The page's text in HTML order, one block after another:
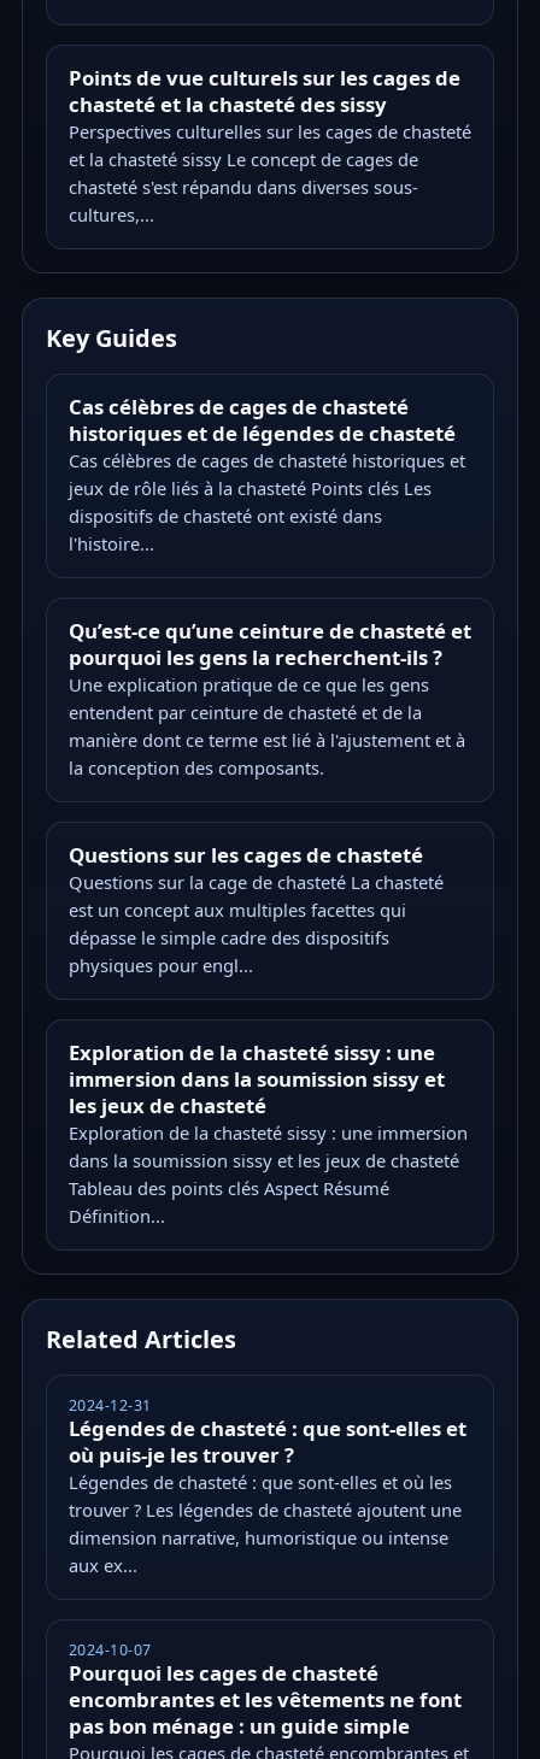
Points de vue culturels sur les cages de
chasteté et la chasteté des sissy
Perspectives culturelles sur les cages de chasteté
et la chasteté sissy Le concept de cages de
chasteté s'est répandu dans diverses sous-
cultures,...
Key Guides
Cas célèbres de cages de chasteté
historiques et de légendes de chasteté
Cas célèbres de cages de chasteté historiques et
jeux de rôle liés à la chasteté Points clés Les
dispositifs de chasteté ont existé dans
l'histoire...
Qu’est-ce qu’une ceinture de chasteté et
pourquoi les gens la recherchent-ils ?
Une explication pratique de ce que les gens
entendent par ceinture de chasteté et de la
manière dont ce terme est lié à l'ajustement et à
la conception des composants.
Questions sur les cages de chasteté
Questions sur la cage de chasteté La chasteté
est un concept aux multiples facettes qui
dépasse le simple cadre des dispositifs
physiques pour engl...
Exploration de la chasteté sissy : une
immersion dans la soumission sissy et
les jeux de chasteté
Exploration de la chasteté sissy : une immersion
dans la soumission sissy et les jeux de chasteté
Tableau des points clés Aspect Résumé
Définition...
Related Articles
2024-12-31
Légendes de chasteté : que sont-elles et
où puis-je les trouver ?
Légendes de chasteté : que sont-elles et où les
trouver ? Les légendes de chasteté ajoutent une
dimension narrative, humoristique ou intense
aux ex...
2024-10-07
Pourquoi les cages de chasteté
encombrantes et les vêtements ne font
pas bon ménage : un guide simple
Pourquoi les cages de chasteté encombrantes et